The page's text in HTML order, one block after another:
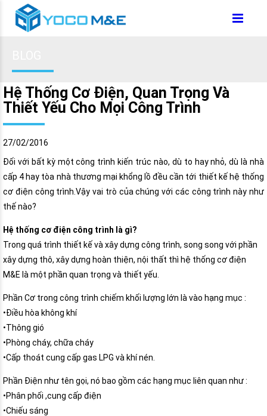
Hệ Thống Cơ Điện, Quan Trọng Và
Thiết Yếu Cho Mọi Công Trình
27/02/2016
Đối với bất kỳ một công trình kiến trúc nào, dù to hay nhỏ, dù là nhà
cấp 4 hay tòa nhà thương mại khổng lồ đều cần tới thiết kế hệ thống
cơ điện công trình.Vậy vai trò của chúng với các công trình này như
thế nào?
Hệ thống cơ điện công trình là gì?
Trong quá trình thiết kế và xây dựng công trình, song song với phần
xây dựng thô, xây dựng hoàn thiện, nội thất thì hệ thống cơ điện
M&E là một phần quan trọng và thiết yếu.
Phần Cơ trong công trình chiếm khối lượng lớn là vào hạng mục :
•Điều hòa không khí
•Thông gió
•Phòng cháy, chữa cháy
•Cấp thoát cung cấp gas LPG và khí nén.
Phần Điện như tên gọi, nó bao gồm các hạng mục liên quan như :
•Phân phối ,cung cấp điện
•Chiếu sáng